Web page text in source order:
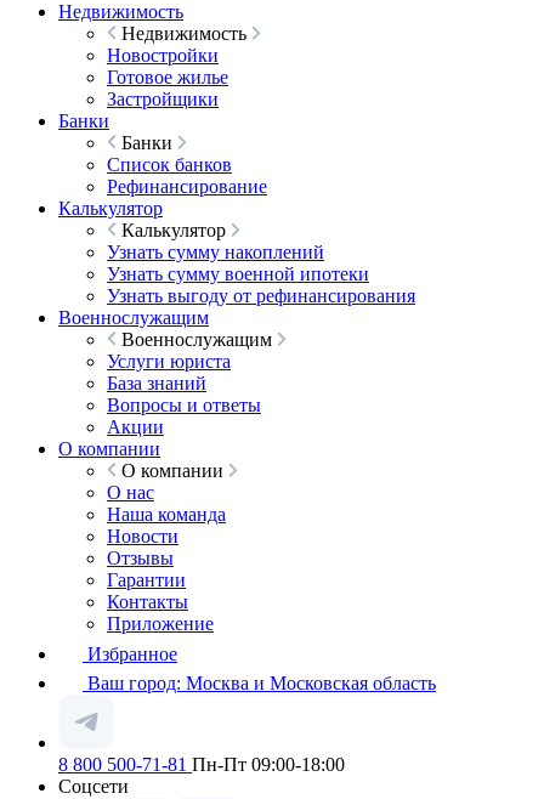
Недвижимость
Недвижимость
Новостройки
Готовое жилье
Застройщики
Банки
Банки
Список банков
Рефинансирование
Калькулятор
Калькулятор
Узнать сумму накоплений
Узнать сумму военной ипотеки
Узнать выгоду от рефинансирования
Военнослужащим
Военнослужащим
Услуги юриста
База знаний
Вопросы и ответы
Акции
О компании
О компании
О нас
Наша команда
Новости
Отзывы
Гарантии
Контакты
Приложение
Избранное
Ваш город: Москва и Московская область
8 800 500-71-81 Пн-Пт 09:00-18:00
Соцсети